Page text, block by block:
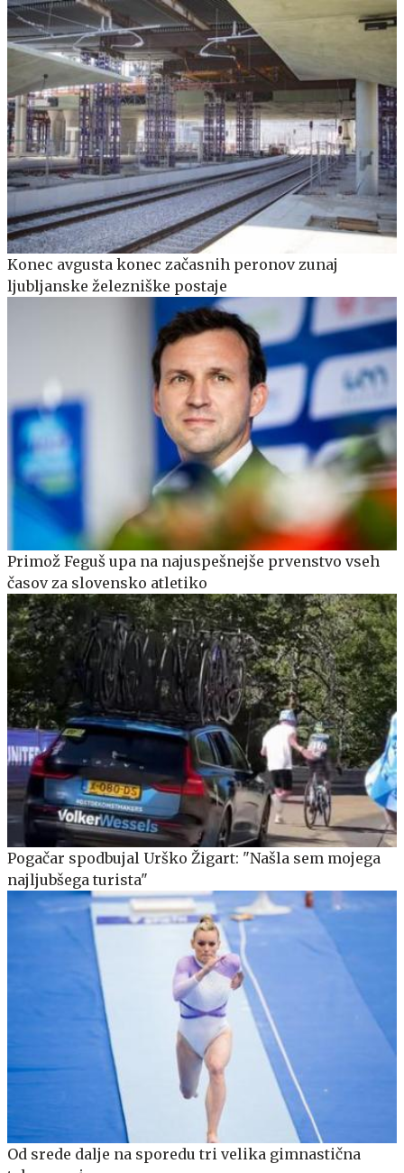
Konec avgusta konec začasnih peronov zunaj
ljubljanske železniške postaje
Primož Feguš upa na najuspešnejše prvenstvo vseh
časov za slovensko atletiko
Pogačar spodbujal Urško Žigart: "Našla sem mojega
najljubšega turista"
Od srede dalje na sporedu tri velika gimnastična